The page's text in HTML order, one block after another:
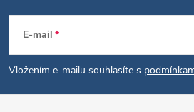
Z
á
p
E-mail
Vložením e-mailu souhlasíte s